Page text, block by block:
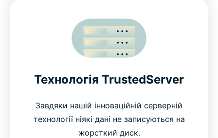
Технологія TrustedServer
Завдяки нашій інноваційній серверній
технології ніякі дані не записуються на
жорсткий диск.